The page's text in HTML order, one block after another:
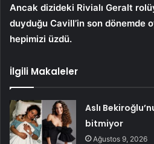
Ancak dizideki Rivialı Geralt
duyduğu Cavill’in son dönemde
hepimizi üzdü.
İlgili Makaleler
Aslı
bitmiyor
Ağustos 9, 2026